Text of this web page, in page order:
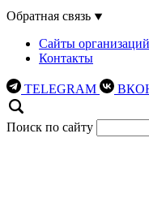
Обратная связь
Сайты организаций
Контакты
TELEGRAM
Поиск по сайту